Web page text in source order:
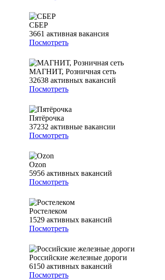
СБЕР
3661 активная вакансия
Посмотреть
МАГНИТ, Розничная сеть
32638 активных вакансий
Посмотреть
Пятёрочка
37232 активные вакансии
Посмотреть
Ozon
5956 активных вакансий
Посмотреть
Ростелеком
1529 активных вакансий
Посмотреть
Российские железные дороги
6150 активных вакансий
Посмотреть